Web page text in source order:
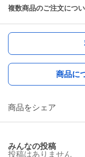
複数商品のご注文につ
商品に
商品をシェア
みんなの投稿
投稿はありません